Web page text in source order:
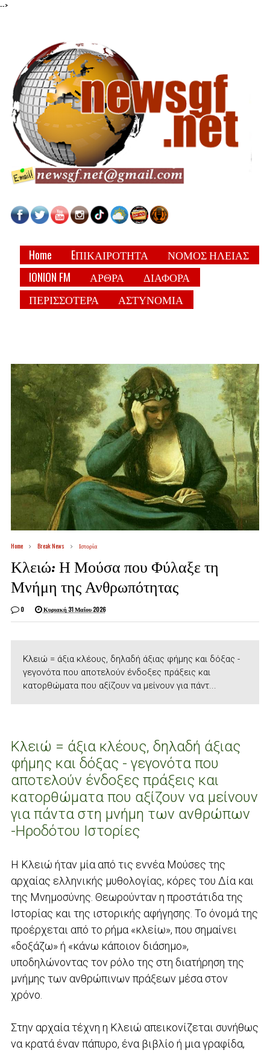
-->
Home EΠΙΚΑΙΡΟΤΗΤΑ
ΝΟΜΟΣ ΗΛΕΙΑΣ
IONION FM
ΑΡΘΡΑ
ΔΙΑΦΟΡΑ
ΠΕΡΙΣΣΟΤΕΡΑ
ΑΣΤΥΝΟΜΙΑ
Home Break News Ιστορία
Κλειώ: Η Μούσα που Φύλαξε τη
Μνήμη της Ανθρωπότητας
0 Κυριακή 31 Μαΐου 2026
Κλειώ = άξια κλέους, δηλαδή άξιας φήμης και δόξας -
γεγονότα που αποτελούν ένδοξες πράξεις και
κατορθώματα που αξίζουν να μείνουν για πάντ...
Κλειώ = άξια κλέους, δηλαδή άξιας
φήμης και δόξας - γεγονότα που
αποτελούν ένδοξες πράξεις και
κατορθώματα που αξίζουν να μείνουν
για πάντα στη μνήμη των ανθρώπων
-Ηροδότου Ιστορίες
Η Κλειώ ήταν μία από τις εννέα Μούσες της
αρχαίας ελληνικής μυθολογίας, κόρες του Δία και
της Μνημοσύνης. Θεωρούνταν η προστάτιδα της
Ιστορίας και της ιστορικής αφήγησης. Το όνομά της
προέρχεται από το ρήμα «κλείω», που σημαίνει
«δοξάζω» ή «κάνω κάποιον διάσημο»,
υποδηλώνοντας τον ρόλο της στη διατήρηση της
μνήμης των ανθρώπινων πράξεων μέσα στον
χρόνο.
Στην αρχαία τέχνη η Κλειώ απεικονίζεται συνήθως
να κρατά έναν πάπυρο, ένα βιβλίο ή μια γραφίδα,